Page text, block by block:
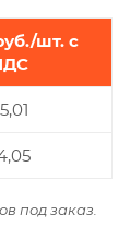
шт. с
под заказ.